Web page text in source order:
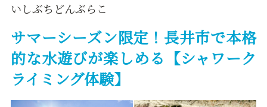
いしぶちどんぶらこ
サマーシーズン限定！長井市で本格
的な水遊びが楽しめる【シャワーク
ライミング体験】